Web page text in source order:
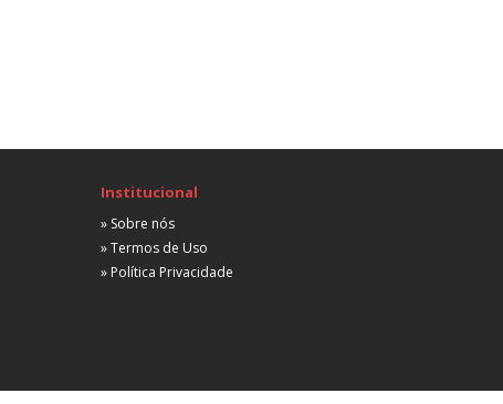
Híbrida
Institucional
» Sobre nós
» Termos de Uso
» Política Privacidade